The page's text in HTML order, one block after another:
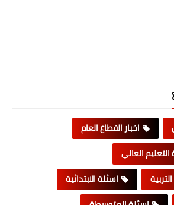
اخبار القطاع العام
التعليم العالي
اسئلة الابتدائية